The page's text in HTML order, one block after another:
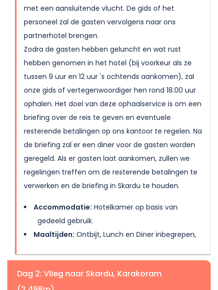
met een aansluitende vlucht. De gids of het
personeel zal de gasten vervolgens naar ons
partnerhotel brengen.
Zodra de gasten hebben geluncht en wat rust
hebben genomen in het hotel (bij voorkeur als ze
tussen 9 uur en 12 uur 's ochtends aankomen), zal
onze gids of vertegenwoordiger hen rond 18.00 uur
ophalen. Het doel van deze ophaalservice is om een
briefing over de reis te geven en eventuele
resterende betalingen op ons kantoor te regelen. Na
de briefing zal er een diner voor de gasten worden
geregeld. Als er gasten laat aankomen, zullen we
regelingen treffen om de resterende betalingen te
verwerken en de briefing in Skardu te houden.
Accommodatie: Hotelkamer op basis van
gedeeld gebruik.
Maaltijden: Ontbijt, Lunch en Diner inbegrepen,
Dag 2: Vlieg naar Skardu, Karakoram